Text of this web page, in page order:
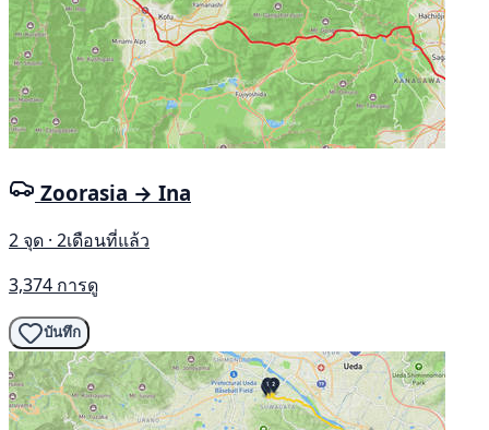
Zoorasia → Ina
2 จุด · 2เดือนที่แล้ว
3,374 การดู
บันทึก